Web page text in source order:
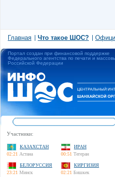
Главная Что такое ШОС?
Портал создан при финансовой поддержке
Федерального агентства по печати и
Российской Федерации
Участники:
КАЗАХСТАН
02:21 Астана
ИРАН
00:51 Тегеран
БЕЛОРУССИЯ
23:21 Минск
КИРГИЗИЯ
02:21 Бишкек